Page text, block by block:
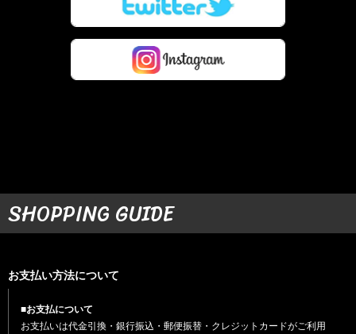
SHOPPING GUIDE
お支払い方法について
■お支払について
お支払いは代金引換・銀行振込・郵便振替・クレジットカードがご利用